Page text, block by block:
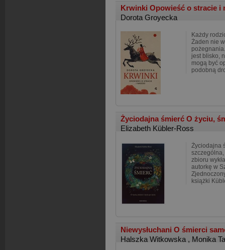
Krwinki Opowieść o stracie i
Dorota Groyecka
Każdy
Żaden nie
jest blisko,
mogą być
podobną
Życiodajna śmierć O życiu,
Elizabeth Kübler-Ross
Życiodajna
zbioru
autorkę w
książki
Niewysłuchani O śmierci
Halszka Witkowska , Monika